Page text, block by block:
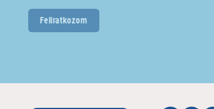
Feliratkozom